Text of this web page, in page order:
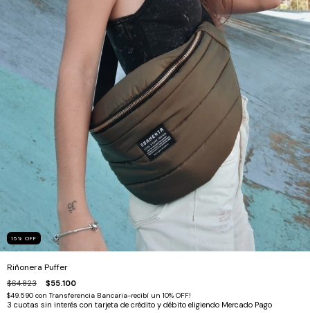
15 % OFF
Riñonera Puffer
$64.823 $55.100
$49.590 con Transferencia Bancaria-recibí un 10% OFF!